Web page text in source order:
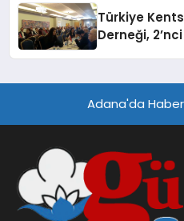
Türkiye
Derneği,
Adana'da